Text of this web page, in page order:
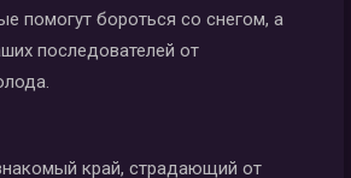
помогут бороться со снегом, а
последователей от
край, страдающий от